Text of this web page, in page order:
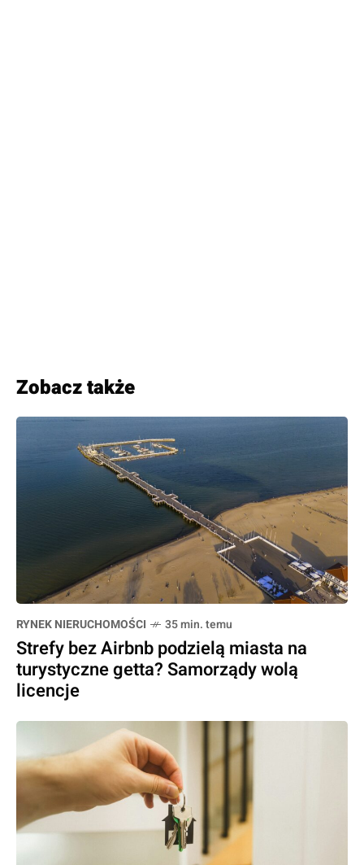
Zobacz także
RYNEK NIERUCHOMOŚCI 35 min. temu
Strefy bez Airbnb podzielą miasta na
turystyczne getta? Samorządy wolą
licencje